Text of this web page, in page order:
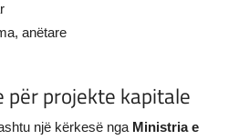
anëtare
për projekte kapitale
një kërkesë nga Ministria e